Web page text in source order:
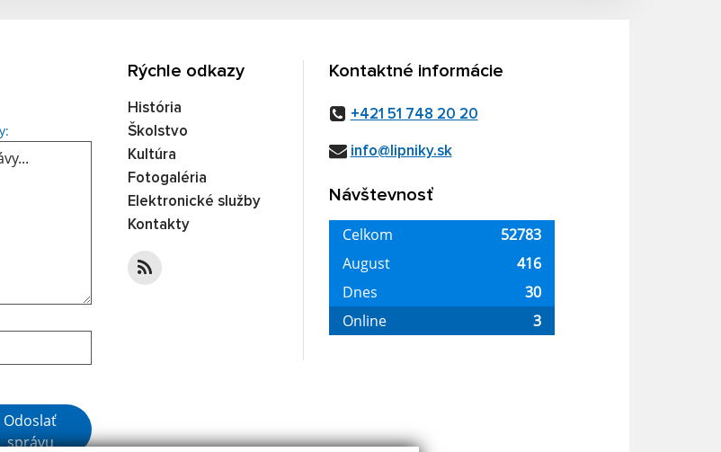
Text vašej správy...
reCaptcha Response
Odoslať
správu
Rýchle odkazy
História
Školstvo
Kultúra
Fotogaléria
Elektronické služby
Kontakty
Kontaktné informácie
+421 51 748 20 20
info@lipniky.sk
Návštevnosť